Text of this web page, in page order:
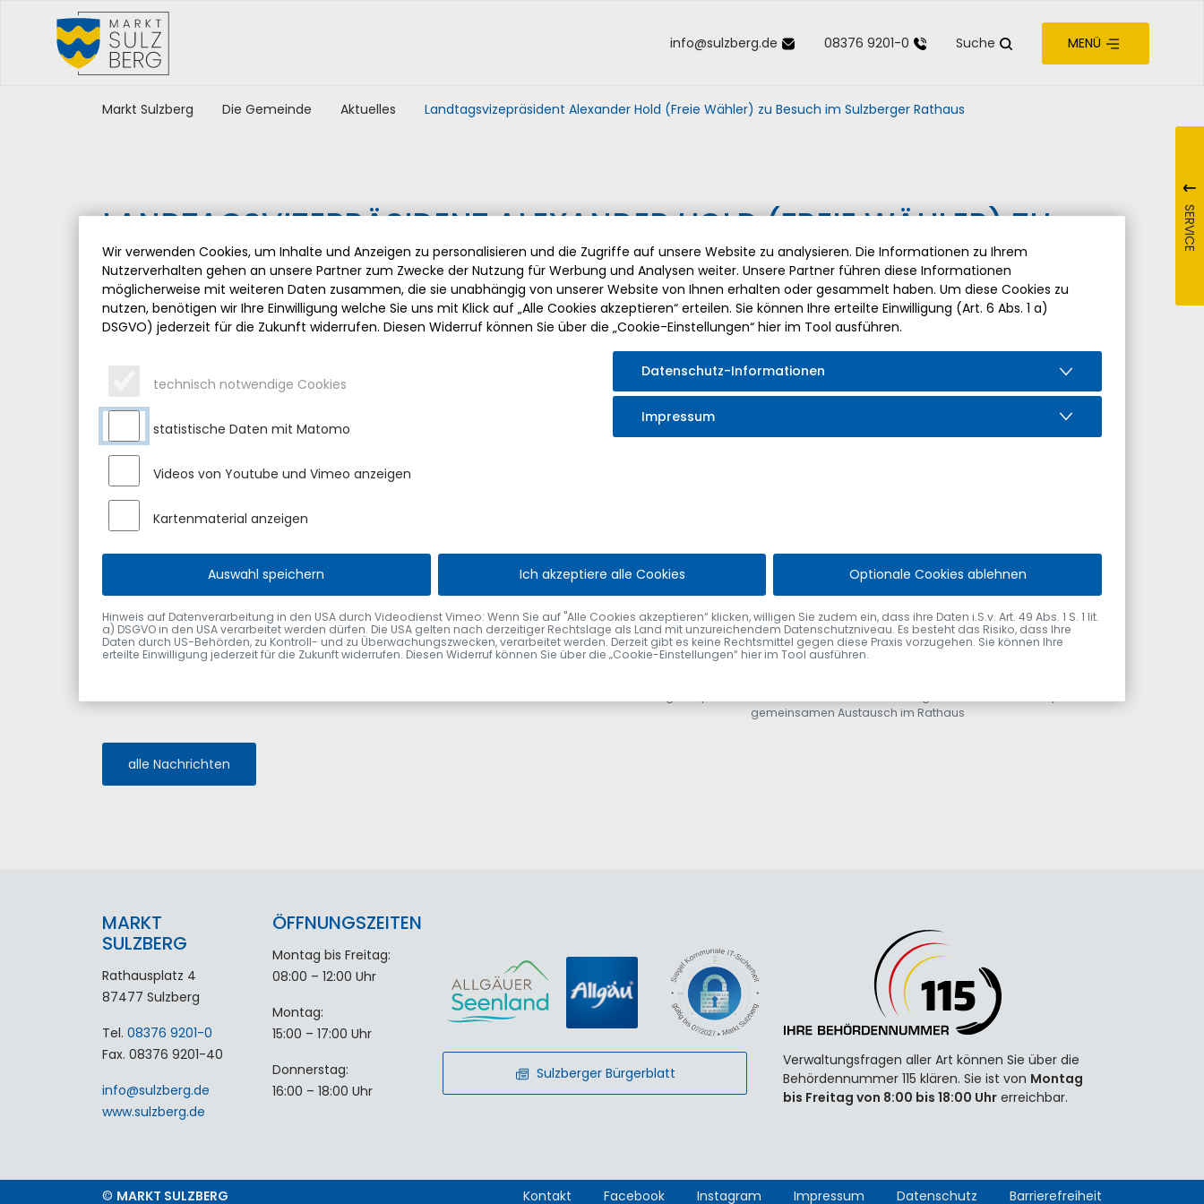
Inhalt der Seite anspringen
Informationen und Einstellungen zur Barrierefreiheit
info@sulzberg.de 08376 9201-0 Suche MENÜ
SERVICE
Markt Sulzberg Die Gemeinde Aktuelles Landtagsvizepräsident Alexander Hold (Freie Wähler) zu Besuch im Sulzberger Rathaus
LANDTAGSVIZEPRÄSIDENT ALEXANDER HOLD (FREIE WÄHLER) ZU
BESUCH IM SULZBERGER RATHAUS
Freitag, 17.06.2022
Im Rahmen eines Gemeindebesuchs informierte sich Landtagsvizepräsident
Dabei standen vor allem die Themen Wohnraum und die damit
einhergehende Preisentwicklung, das Bauen im Außenbereich, das Potenzial
aufgelassener Hofstellen und die Thematik Windkraft auf der Agenda. Sie
waren sich einig, dass im Sinne einer nachhaltigen Gemeindeentwicklung
eine vorausschauende Grundstückspolitik wichtiger denn je sei. „Die
Möglichkeiten der Innenentwicklung und der Nachverdichtung müssten
weiterhin konsequent genutzt werden.“ Landtagsabgeordneter Hold lobte die
Gemeinde mit ihren sehr attraktiven Ortsteilen, die Entwicklung zum
Wirtschaftsstandort und die Dorferneuerung mit der Gestaltung der
Ortsmitte. „Die intakte und vorbildliche Infrastruktur ist eine gute
Ausgangsbasis für die Zukunft“, so der Vizepräsident abschließend.
gemeinsamen Austausch im Rathaus
alle Nachrichten
MARKT
SULZBERG
Rathausplatz 4
87477 Sulzberg
Tel. 08376 9201-0
Fax. 08376 9201-40
info@sulzberg.de
www.sulzberg.de
ÖFFNUNGSZEITEN
Montag bis Freitag:
08:00 – 12:00 Uhr
Montag:
15:00 – 17:00 Uhr
Donnerstag:
16:00 – 18:00 Uhr
Sulzberger Bürgerblatt
Verwaltungsfragen aller Art können Sie über die
Behördennummer 115 klären. Sie ist von Montag
bis Freitag von 8:00 bis 18:00 Uhr erreichbar.
Wir verwenden Cookies, um Inhalte und Anzeigen zu personalisieren und die Zugriffe auf unsere Website zu analysieren. Die Informationen zu Ihrem
Nutzerverhalten gehen an unsere Partner zum Zwecke der Nutzung für Werbung und Analysen weiter. Unsere Partner führen diese Informationen
möglicherweise mit weiteren Daten zusammen, die sie unabhängig von unserer Website von Ihnen erhalten oder gesammelt haben. Um diese Cookies zu
nutzen, benötigen wir Ihre Einwilligung welche Sie uns mit Klick auf „Alle Cookies akzeptieren“ erteilen. Sie können Ihre erteilte Einwilligung (Art. 6 Abs. 1 a)
DSGVO) jederzeit für die Zukunft widerrufen. Diesen Widerruf können Sie über die „Cookie-Einstellungen“ hier im Tool ausführen.
technisch notwendige Cookies
statistische Daten mit Matomo
Videos von Youtube und Vimeo anzeigen
Kartenmaterial anzeigen
Datenschutz-Informationen
Impressum
Auswahl speichern Ich akzeptiere alle Cookies Optionale Cookies ablehnen
Hinweis auf Datenverarbeitung in den USA durch Videodienst Vimeo: Wenn Sie auf "Alle Cookies akzeptieren“ klicken, willigen Sie zudem ein, dass ihre Daten i.S.v. Art. 49 Abs. 1 S. 1 lit.
a) DSGVO in den USA verarbeitet werden dürfen. Die USA gelten nach derzeitiger Rechtslage als Land mit unzureichendem Datenschutzniveau. Es besteht das Risiko, dass Ihre
Daten durch US-Behörden, zu Kontroll- und zu Überwachungszwecken, verarbeitet werden. Derzeit gibt es keine Rechtsmittel gegen diese Praxis vorzugehen. Sie können Ihre
erteilte Einwilligung jederzeit für die Zukunft widerrufen. Diesen Widerruf können Sie über die „Cookie-Einstellungen“ hier im Tool ausführen.
© MARKT SULZBERG Kontakt Facebook Instagram Impressum Datenschutz Barrierefreiheit